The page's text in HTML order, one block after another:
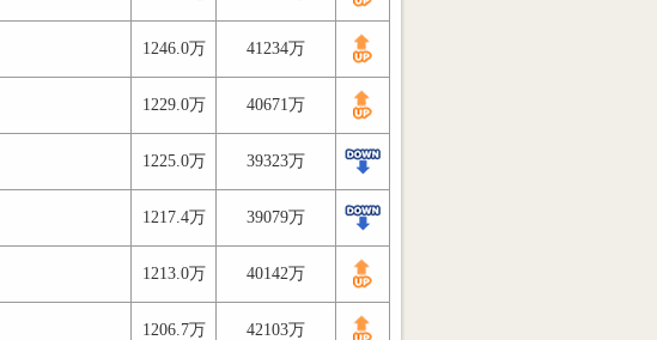
1246.0万 41234万
1229.0万 40671万
1225.0万 39323万
1217.4万 39079万
1213.0万 40142万
1206.7万 42103万